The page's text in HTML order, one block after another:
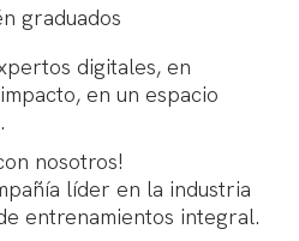
graduados
digitales, en
en un espacio
nosotros!
líder en la industria
entrenamientos integral.